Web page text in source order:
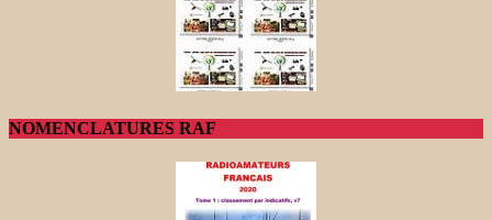
NOMENCLATURES RAF